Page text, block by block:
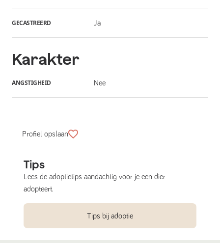
GECASTREERD Ja
Karakter
ANGSTIGHEID Nee
Profiel opslaan
Tips
Lees de adoptietips aandachtig voor je een dier
adopteert.
Tips bij adoptie